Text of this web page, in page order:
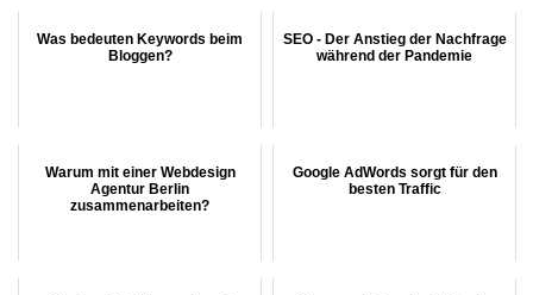
Was bedeuten Keywords beim
Bloggen?
SEO - Der Anstieg der Nachfrage
während der Pandemie
Warum mit einer Webdesign
Agentur Berlin
zusammenarbeiten?
Google AdWords sorgt für den
besten Traffic